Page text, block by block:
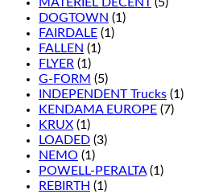
DOGTOWN (1)
FAIRDALE (1)
FALLEN (1)
FLYER (1)
G-FORM (5)
INDEPENDENT Trucks (1)
KENDAMA EUROPE (7)
KRUX (1)
LOADED (3)
NEMO (1)
POWELL-PERALTA (1)
REBIRTH (1)